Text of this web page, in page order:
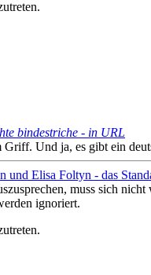
bindestriche - in URL
Und ja, es gibt ein
und Elisa Foltyn - das
muss sich
ignoriert.